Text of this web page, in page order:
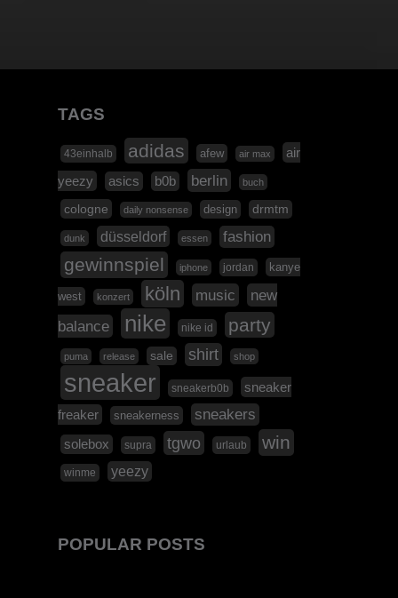
TAGS
43einhalb adidas afew air max
air
yeezy
asics b0b berlin buch
cologne daily nonsense design drmtm
dunk düsseldorf essen fashion
gewinnspiel iphone jordan kanye
west konzert köln music
new
balance
nike nike id party
puma release sale shirt shop
sneaker sneakerb0b
sneaker
freaker
sneakerness sneakers
solebox supra tgwo urlaub win
winme yeezy
POPULAR POSTS